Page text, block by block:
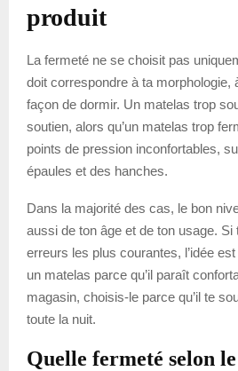
produit
La fermeté ne se choisit pas
doit correspondre à ta morphologie,
façon de dormir. Un matelas trop
soutien, alors qu’un matelas trop
points de pression inconfortables,
épaules et des hanches.
Dans la majorité des cas, le bon
aussi de ton âge et de ton usage. Si
erreurs les plus courantes, l’idée
un matelas parce qu’il paraît
magasin, choisis-le parce qu’il te
toute la nuit.
Quelle fermeté selon